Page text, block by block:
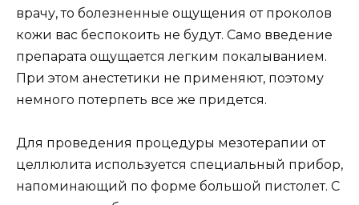
врачу, то болезненные ощущения от проколов
кожи вас беспокоить не будут. Само введение
препарата ощущается легким покалыванием.
При этом анестетики не применяют, поэтому
немного потерпеть все же придется.
Для проведения процедуры мезотерапии от
целлюлита используется специальный прибор,
напоминающий по форме большой пистолет. С